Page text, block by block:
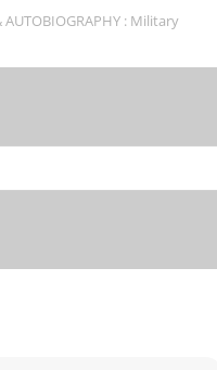
AUTOBIOGRAPHY : Military